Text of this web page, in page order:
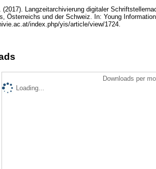
(2017). Langzeitarchivierung digitaler
Österreichs und der Schweiz. In: Young
index.php/yis/article/view/1724.
Downloads per
Loading...